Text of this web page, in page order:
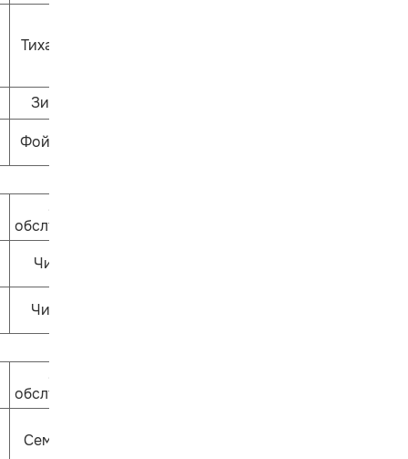
Тихая сказка
Зиль-зёль
Фойе 1 этажа
Залы
обслуживания
Читай-ка
ЧитариУм
Залы
обслуживания
Семицветик